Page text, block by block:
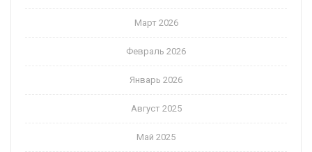
Март 2026
Февраль 2026
Январь 2026
Август 2025
Май 2025